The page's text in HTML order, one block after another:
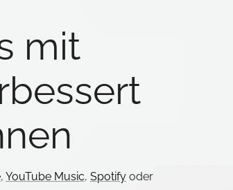
mit
, YouTube Music, Spotify oder